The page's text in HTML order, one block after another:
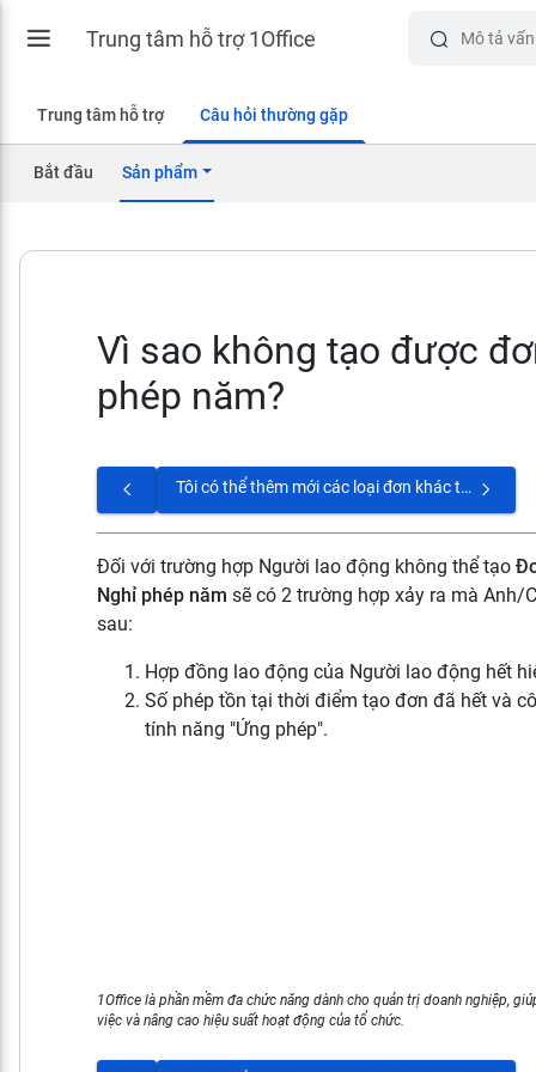
Trung tâm hỗ trợ 1Office
Trung tâm hỗ trợ Câu hỏi thường gặp
Bắt đầu Sản phẩm
Vì sao không tạo được
phép năm?
Tôi có thể thêm mới các loại đơn khác theo mình mong muốn không?
Đối với trường hợp Người lao động không thể tạo
Nghỉ phép năm sẽ có 2 trường hợp xảy ra mà Anh/
sau:
Hợp đồng lao động của Người lao động hết
Số phép tồn tại thời điểm tạo đơn đã hết và
tính năng "Ứng phép".
1Office là phần mềm đa chức năng dành cho quản trị doanh nghiệp,
việc và nâng cao hiệu suất hoạt động của tổ chức.